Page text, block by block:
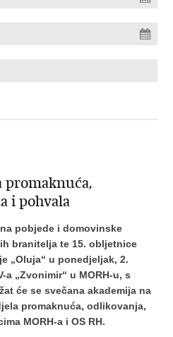
promaknuća,
i pohvala
pobjede i domovinske
branitelja te 15. obljetnice
„Oluja“ u ponedjeljak, 2.
a „Zvonimir“ u MORH-u, s
će se svečana akademija na
promaknuća, odlikovanja,
MORH-a i OS RH.